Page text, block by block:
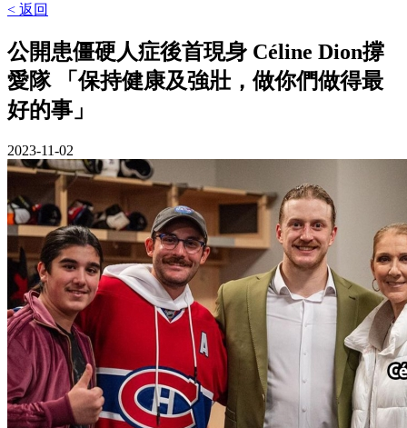
< 返回
公開患僵硬人症後首現身 Céline Dion撐
愛隊 「保持健康及強壯，做你們做得最
好的事」
2023-11-02